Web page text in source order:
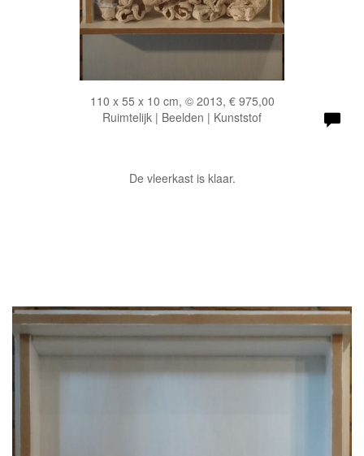
110 x 55 x 10 cm, © 2013, € 975,00
Ruimtelijk | Beelden | Kunststof
De vleerkast is klaar.